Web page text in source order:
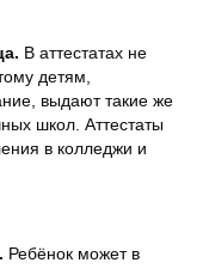
В аттестатах не
детям,
выдают такие же
школ. Аттестаты
в колледжи и
Ребёнок может в